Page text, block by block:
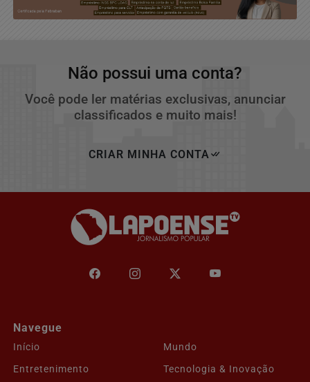
Não possui uma conta?
Você pode ler matérias exclusivas, anunciar
classificados e muito mais!
CRIAR MINHA CONTA
Navegue
Início
Mundo
Entretenimento
Tecnologia & Inovação